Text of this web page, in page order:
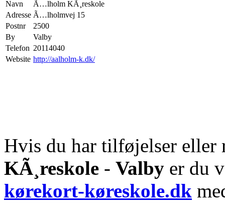
Navn
Ã…lholm KÃ¸reskole
Adresse Ã…lholmvej 15
Postnr
2500
By
Valby
Telefon 20114040
Website http://aalholm-k.dk/
Hvis du har tilføjelser eller
KÃ¸reskole - Valby er du
kørekort-køreskole.dk